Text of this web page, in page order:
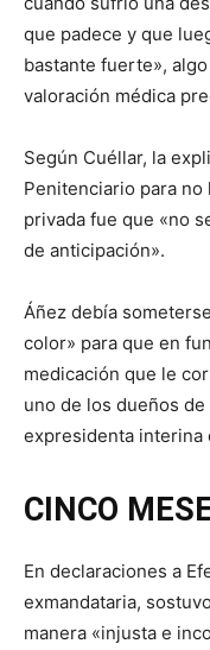
que padece y que
bastante fuerte»,
valoración médica
Según Cuéllar, la
Penitenciario para no
privada fue que «no
de anticipación».
Áñez debía
color» para que en
medicación que le
uno de los dueños
expresidenta interina
CINCO
En declaraciones a
exmandataria,
manera «injusta e